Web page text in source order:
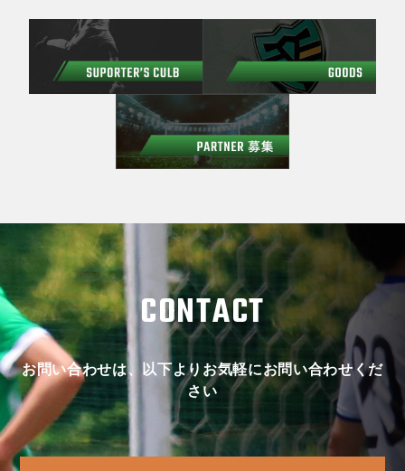
CONTACT
お問い合わせは、以下よりお気軽にお問い合わせくだ
さい